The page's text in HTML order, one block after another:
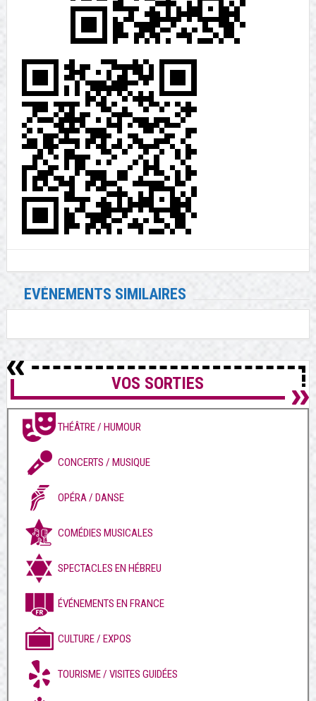
EVÉNEMENTS SIMILAIRES
VOS SORTIES
THÉÂTRE / HUMOUR
CONCERTS / MUSIQUE
OPÉRA / DANSE
COMÉDIES MUSICALES
SPECTACLES EN HÉBREU
ÉVÉNEMENTS EN FRANCE
CULTURE / EXPOS
TOURISME / VISITES GUIDÉES